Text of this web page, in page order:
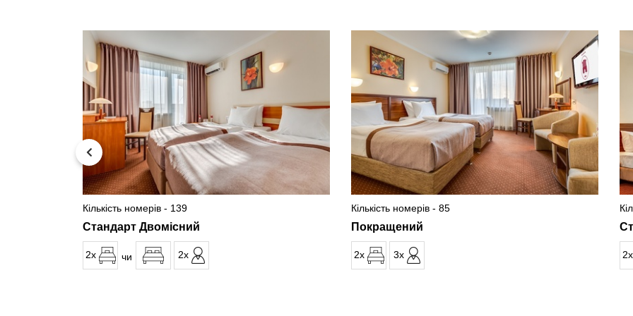
Кількість номерів - 139
Стандарт Двомісний
2x чи 2x
Кількість номерів - 85
Покращений
2x 3x 2x